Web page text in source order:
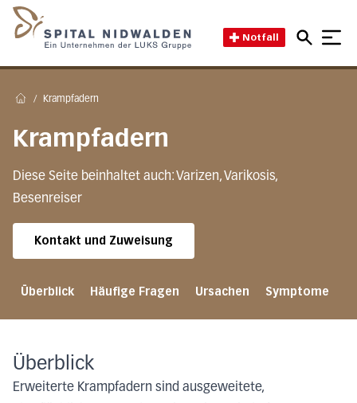
Notfall
/ Krampfadern
Krampfadern
Diese Seite beinhaltet auch: Varizen, Varikosis,
Besenreiser
Kontakt und Zuweisung
Überblick Häufige Fragen Ursachen Symptome
Überblick
Erweiterte Krampfadern sind ausgeweitete,